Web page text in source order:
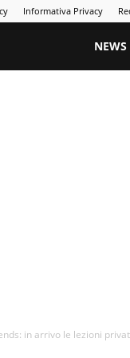
Informativa Privacy
NEWS
in arrivo le lezioni